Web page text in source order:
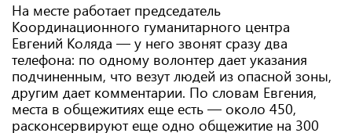
На месте работает председатель
Координационного гуманитарного центра
Евгений Коляда — у него звонят сразу два
телефона: по одному волонтер дает указания
подчиненным, что везут людей из опасной зоны,
другим дает комментарии. По словам Евгения,
места в общежитиях еще есть — около 450,
расконсервируют еще одно общежитие на 300